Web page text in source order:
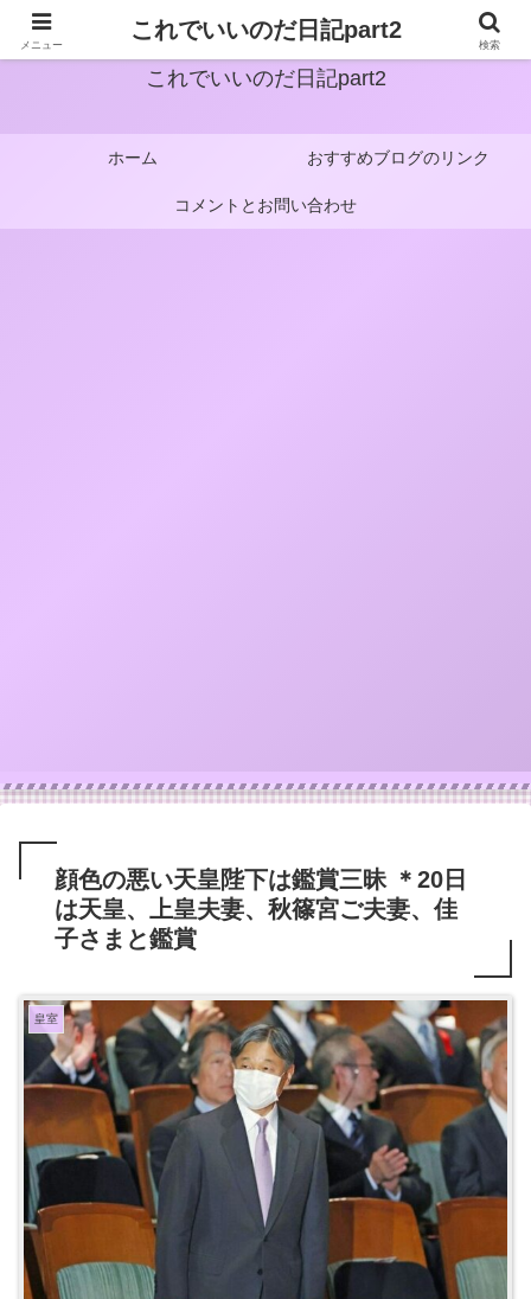
これでいいのだ日記part2
ホーム おすすめブログのリンク
コメントとお問い合わせ
顔色の悪い天皇陛下は鑑賞三昧 ＊20日
は天皇、上皇夫妻、秋篠宮ご夫妻、佳
子さまと鑑賞
皇室
メニュー
これでいいのだ日記part2
検索